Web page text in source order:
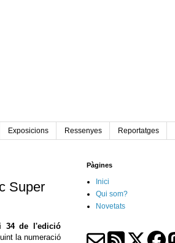
Exposicions Ressenyes Reportatges
Super
34 de l'edició
la numeració
Pàgines
Inici
Qui som?
Novetats